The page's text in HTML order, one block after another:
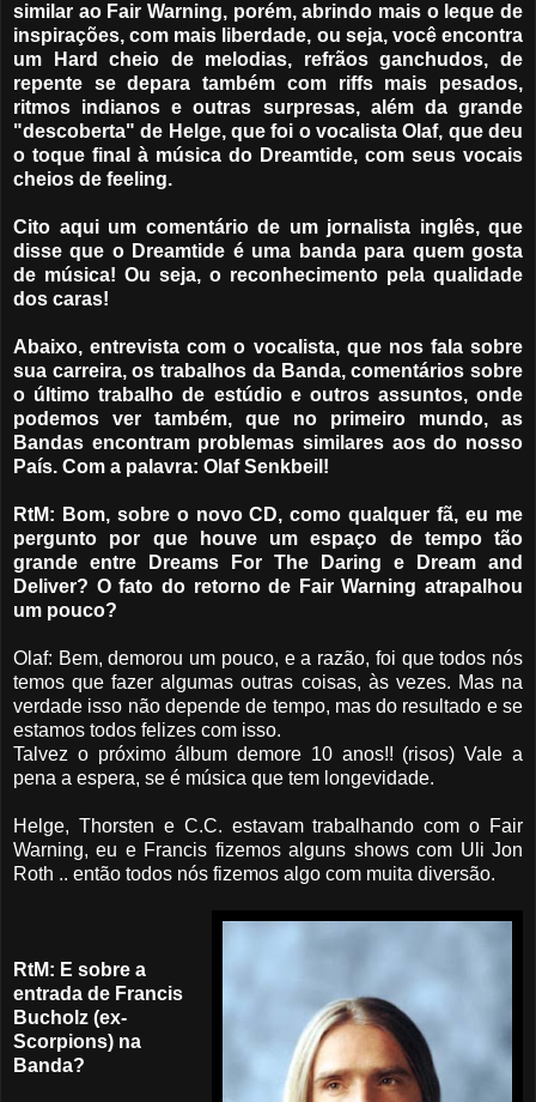
similar ao Fair Warning, porém, abrindo mais o leque de
inspirações, com mais liberdade, ou seja, você encontra
um Hard cheio de melodias, refrãos ganchudos, de
repente se depara também com riffs mais pesados,
ritmos indianos e outras surpresas, além da grande
"descoberta" de Helge, que foi o vocalista Olaf, que deu
o toque final à música do Dreamtide, com seus vocais
cheios de feeling.
Cito aqui um comentário de um jornalista inglês, que
disse que o Dreamtide é uma banda para quem gosta
de música! Ou seja, o reconhecimento pela qualidade
dos caras!
Abaixo, entrevista com o vocalista, que nos fala sobre
sua carreira, os trabalhos da Banda, comentários sobre
o último trabalho de estúdio e outros assuntos, onde
podemos ver também, que no primeiro mundo, as
Bandas encontram problemas similares aos do nosso
País. Com a palavra: Olaf Senkbeil!
RtM: Bom, sobre o novo CD, como qualquer fã, eu me
pergunto por que houve um espaço de tempo tão
grande entre Dreams For The Daring e Dream and
Deliver? O fato do retorno de Fair Warning atrapalhou
um pouco?
Olaf: Bem, demorou um pouco, e a razão, foi que todos nós
temos que fazer algumas outras coisas, às vezes. Mas na
verdade isso não depende de tempo, mas do resultado e se
estamos todos felizes com isso.
Talvez o próximo álbum demore 10 anos!! (risos) Vale a
pena a espera, se é música que tem longevidade.
Helge, Thorsten e C.C. estavam trabalhando com o Fair
Warning, eu e Francis fizemos alguns shows com Uli Jon
Roth .. então todos nós fizemos algo com muita diversão.
RtM: E sobre a
entrada de Francis
Bucholz (ex-
Scorpions) na
Banda?